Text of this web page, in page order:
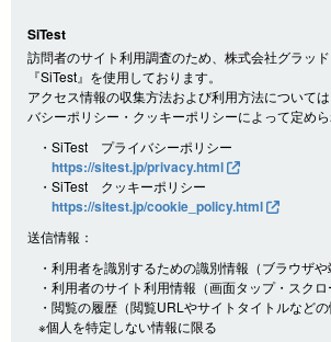
SiTest
訪問者のサイト利用調査のため、株式会社グラッ
『SiTest』を使用しております。
アクセス情報の収集方法および利用方法について
バシーポリシー・クッキーポリシーによって定めら
・SiTest プライバシーポリシー
https://sitest.jp/privacy.html
・SiTest クッキーポリシー
https://sitest.jp/cookie_policy.html
送信情報：
・利用者を識別するための識別情報（ブラウザや
・利用者のサイト利用情報（画面タップ・スクロ
・閲覧の履歴（閲覧URLやサイトタイトルなどの
※個人を特定しない情報に限る